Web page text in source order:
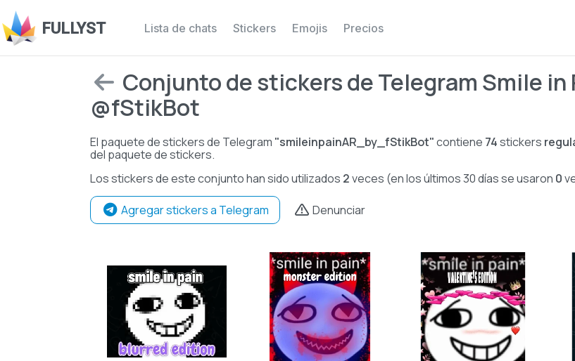
FULLYST Lista de chats Stickers Emojis Precios
Conjunto de stickers de Telegram Smile in
@fStikBot
El paquete de stickers de Telegram "smileinpainAR_by_fStikBot"contiene 74stickers
del paquete de stickers.
Los stickers de este conjunto han sido utilizados 2veces (en los últimos 30 días se usaron 0
Agregar stickers a Telegram Denunciar